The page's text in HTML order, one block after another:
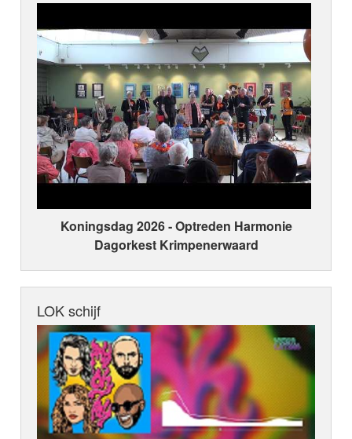
Koningsdag 2026 ‑ Optreden Harmonie
Dagorkest Krimpenerwaard
LOK schijf